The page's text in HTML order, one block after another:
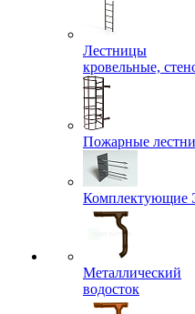
Лестницы
кровельные,
Пожарные
Комплектующие
Металлический
водосток